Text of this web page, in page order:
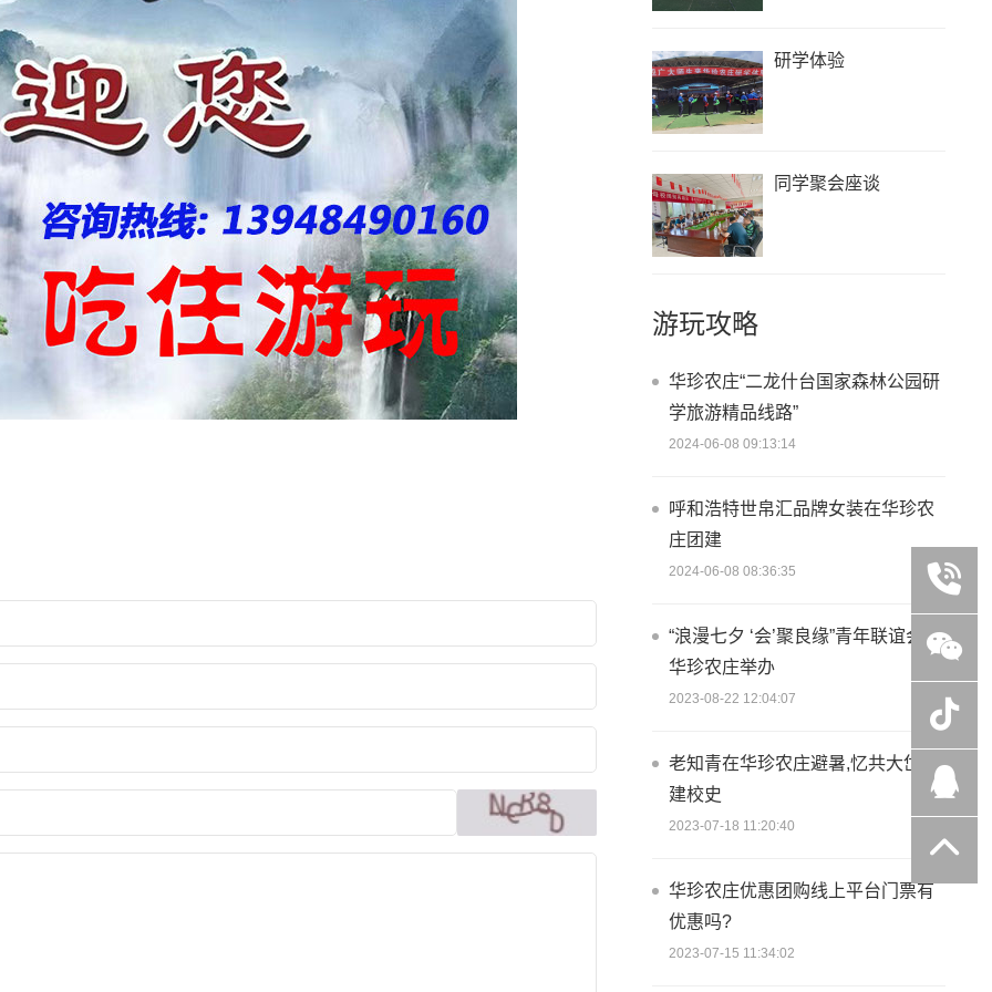
研学体验
同学聚会座谈
游玩攻略
华珍农庄“二龙什台国家森林公园研
学旅游精品线路”
2024-06-08 09:13:14
呼和浩特世帛汇品牌女装在华珍农
庄团建
2024-06-08 08:36:35
“浪漫七夕 ‘会’聚良缘”青年联谊会在
华珍农庄举办
2023-08-22 12:04:07
老知青在华珍农庄避暑,忆共大岱海
建校史
2023-07-18 11:20:40
华珍农庄优惠团购线上平台门票有
优惠吗?
2023-07-15 11:34:02